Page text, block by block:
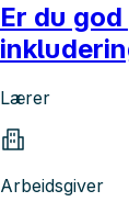
Er du
Lærer
Arbeidsgiver